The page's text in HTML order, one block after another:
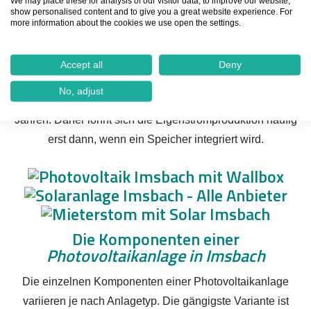
unabhängiger von externen Stromanbietern, indem er
seinen Strom selbst produziert. Zusätzlich hat er die
damit Einnahmen zu erzielen. Allerdings ist dies eine
vereinfachte Darstellung, denn die
Imsbach ist heute deutlich niedriger als noch vor einigen
Jahren. Daher lohnt sich die Eigenstromproduktion häufig
erst dann, wenn ein Speicher integriert wird.
Die Komponenten einer
Photovoltaikanlage in Imsbach
Die einzelnen Komponenten einer Photovoltaikanlage
variieren je nach Anlagetyp. Die gängigste Variante ist
show personalised content and to give you a great website experience. For
more information about the cookies we use open the settings.
Accept all Deny
No, adjust